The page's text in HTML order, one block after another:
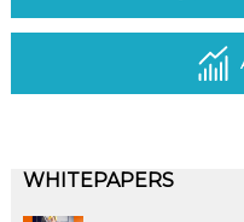
WHITEPAPERS